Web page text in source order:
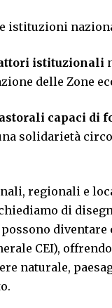
istituzioni
istituzionali
delle Zone
capaci di
solidarietà
regionali e
di
diventare
CEI),
naturale,